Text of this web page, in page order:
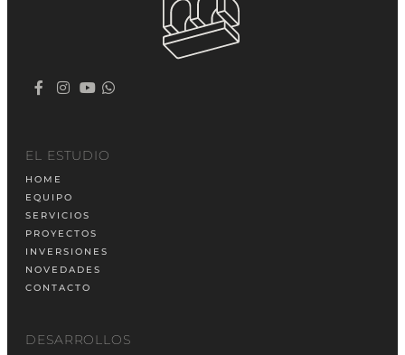
EL ESTUDIO
HOME
EQUIPO
SERVICIOS
PROYECTOS
INVERSIONES
NOVEDADES
CONTACTO
DESARROLLOS